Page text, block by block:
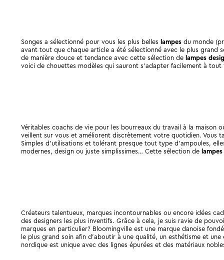
Songes a sélectionné pour vous les plus belles lampesdu monde
avant tout que chaque article a été sélectionné avec le plus grand
de manière douce et tendance avec cette sélection de lampes
voici de chouettes modèles qui sauront s’adapter facilement à
Véritables coachs de vie pour les bourreaux du travail à la maison
veillent sur vous et améliorent discrètement votre quotidien. Vous
Simples d’utilisations et tolérant presque tout type d’ampoules,
modernes, design ou juste simplissimes… Cette sélection delampes
Créateurs talentueux, marques incontournables ou encore idées
des designers les plus inventifs. Grâce à cela, je suis ravie de
marques en particulier? Bloomingville est une marque danoise
le plus grand soin afin d’aboutir à une qualité, un esthétisme et
nordique est unique avec des lignes épurées et des matériaux